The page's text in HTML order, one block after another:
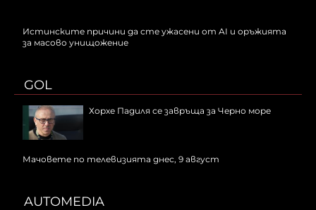
Истинските причини да сте ужасени от AI и оръжията
за масово унищожение
GOL
Хорхе Падиля се завръща за Черно море
Мачовете по телевизията днес, 9 август
AUTOMEDIA